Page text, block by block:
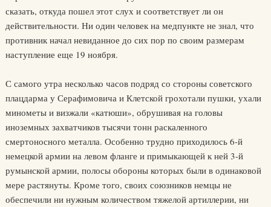
сказать, откуда пошел этот слух и соответствует ли он
действительности. Ни один человек на медпункте не знал, что
противник начал невиданное до сих пор по своим размерам
наступление еще 19 ноября.
С самого утра несколько часов подряд со стороны советского
плацдарма у Серафимовича и Клетской грохотали пушки, ухали
минометы и визжали «катюши», обрушивая на головы
иноземных захватчиков тысячи тонн раскаленного
смертоносного металла. Особенно трудно приходилось 6-й
немецкой армии на левом фланге и примыкающей к ней 3-й
румынской армии, полосы обороны которых были в одинаковой
мере растянуты. Кроме того, своих союзников немцы не
обеспечили ни нужным количеством тяжелой артиллерии, ни